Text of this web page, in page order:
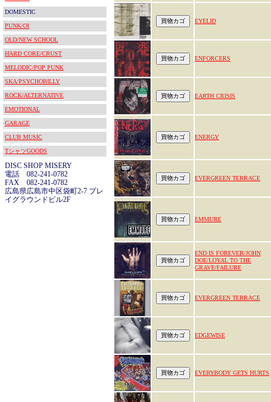
DOMESTIC
PUNK/OI
OLD/NEW SCHOOL
HARD CORE/CRUST
MELODIC/POP PUNK
SKA/PSYCHOBILLY
ROCK/ALTERNATIVE
EMOTIONAL
GARAGE
CLUB MUSIC
TシャツGOODS
DISC SHOP MISERY
電話 082-241-0782
FAX 082-241-0782
広島県広島市中区袋町2-7 プレ
イグラウンドビル2F
EYELID
ENFORCERS
EARTH CRISIS
ENERGY
EVERGREEN TERRACE
EMMURE
END IS FOREVER/JOHN
DOE/LOYAL TO THE
GRAVE/FAILURE
EVERGREEN TERRACE
EDGEWISE
EVERYBODY GETS HURTS